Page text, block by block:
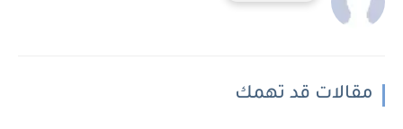
مقالات قد تهمك